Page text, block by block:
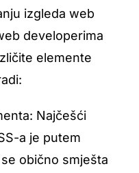
izgleda web
developerima
elemente
Najčešći
a je putem
obično smješta